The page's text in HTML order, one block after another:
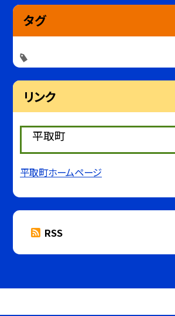
タグ
リンク
平取町
平取町ホームページ
RSS